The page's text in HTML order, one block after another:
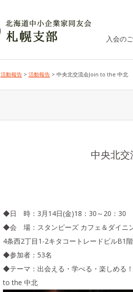
入会の
活動報告 > 活動報告 > 中央北交流会Join to the 中北
中央北
◆日 時：3月14日(金)18：30～20：30
◆会 場：スタンピーズ カフェ＆ダイニ
4条西2丁目1-2キタコートレードビルB1階
◆参加者：53名
◆テーマ：出会える・学べる・楽しめる
to the 中北